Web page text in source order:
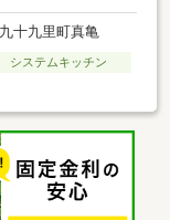
十九里町真亀
システムキッチン